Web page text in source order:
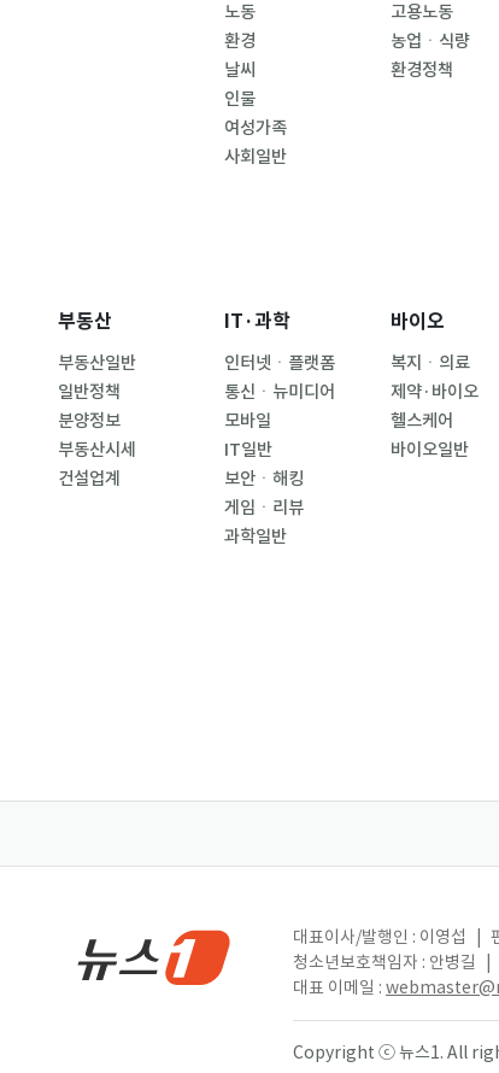
노동
환경
날씨
인물
여성가족
사회일반
고용노동
농업ㆍ식량
환경정책
부동산
부동산일반
일반정책
분양정보
부동산시세
건설업계
IT·과학
인터넷ㆍ플랫폼
통신ㆍ뉴미디어
모바일
IT일반
보안ㆍ해킹
게임ㆍ리뷰
과학일반
바이오
복지ㆍ의료
제약·바이오
헬스케어
바이오일반
대표이사/발행인 : 이영섭
청소년보호책임자 : 안병길
대표 이메일 :
Copyright ⓒ 뉴스1. All